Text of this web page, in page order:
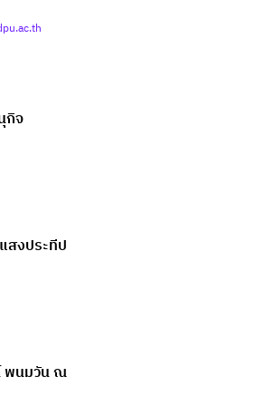
กิจ
สงประทีป
พนมวัน ณ